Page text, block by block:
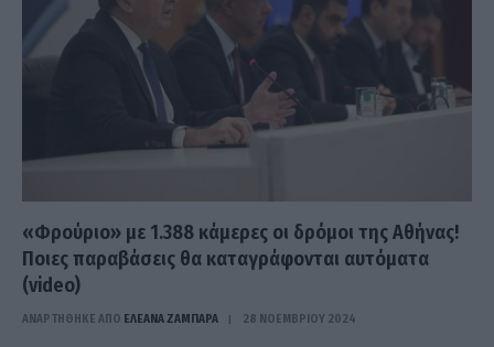
«Φρούριο» με 1.388 κάμερες οι δρόμοι της Αθήνας!
Ποιες παραβάσεις θα καταγράφονται αυτόματα
(video)
ΑΝΑΡΤΗΘΗΚΕ ΑΠΟ ΕΛΕΑΝΑ ΖΑΜΠΑΡΑ 28 ΝΟΕΜΒΡΊΟΥ 2024